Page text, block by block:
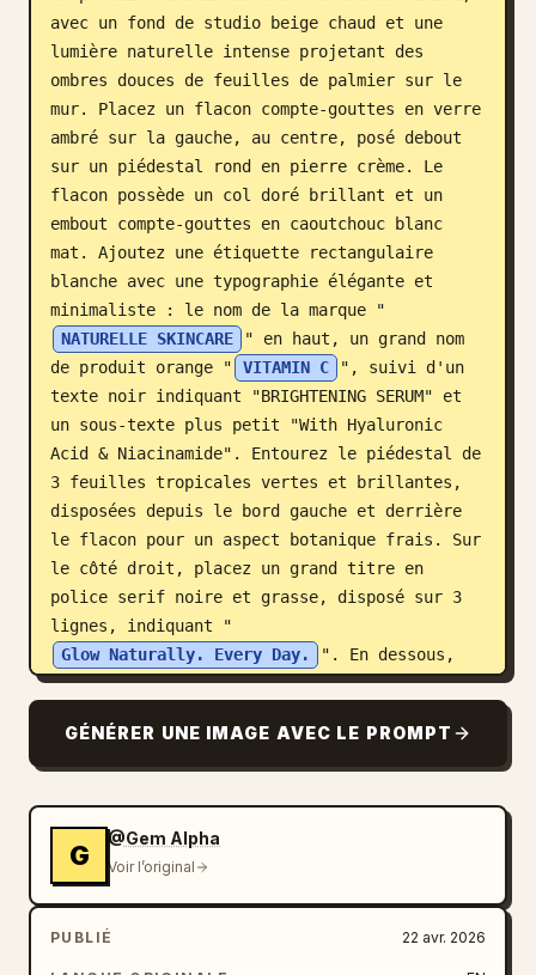
Mises à jour
avec un fond de studio beige chaud et une
lumière naturelle intense projetant des
ombres douces de feuilles de palmier sur le
mur. Placez un flacon compte-gouttes en verre
ambré sur la gauche, au centre, posé debout
sur un piédestal rond en pierre crème. Le
flacon possède un col doré brillant et un
embout compte-gouttes en caoutchouc blanc
mat. Ajoutez une étiquette rectangulaire
blanche avec une typographie élégante et
minimaliste : le nom de la marque "
NATURELLE SKINCARE
" en haut, un grand nom
de produit orange "
VITAMIN C
", suivi d'un
texte noir indiquant "BRIGHTENING SERUM" et
un sous-texte plus petit "With Hyaluronic
Acid & Niacinamide". Entourez le piédestal de
3 feuilles tropicales vertes et brillantes,
disposées depuis le bord gauche et derrière
le flacon pour un aspect botanique frais. Sur
le côté droit, placez un grand titre en
police serif noire et grasse, disposé sur 3
lignes, indiquant "
Glow Naturally. Every Day.
". En dessous,
ajoutez une ligne d'avantages en police sans-
Brightens | Hydrates | Protects ". Plus bas,
incluez 3 icônes circulaires à contour noir
alignées horizontalement, chacune contenant
un symbole simple en forme de feuille ;
ajoutez une minuscule légende sous chacune
avec le même libellé légèrement imparfait que
dans l'original, incluant "Barban Free",
"Dermicologyg" et "Creuty-free". En bas à
GÉNÉRER UNE IMAGE AVEC LE PROMPT
G
@Gem Alpha
Voir l’original
PUBLIÉ 22 avr. 2026